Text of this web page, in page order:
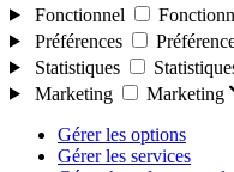
Fonctionnel
Préférences
Statistiques
Marketing
Marketing
Gérer les options
Gérer les services